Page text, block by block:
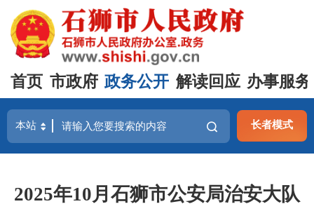
首页 市政府 政务公开 解读回应 办事服务
长者模式
2025年10月石狮市公安局治安大队